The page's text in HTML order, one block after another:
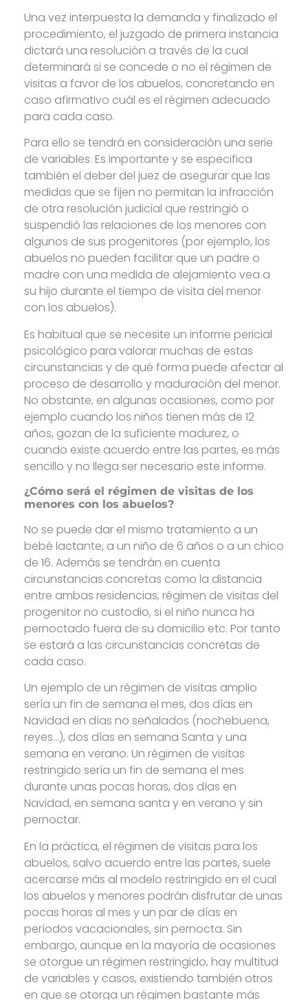
Una vez interpuesta la demanda y finalizado el
procedimiento, el juzgado de primera instancia
dictará una resolución a través de la cual
determinará si se concede o no el régimen de
visitas a favor de los abuelos, concretando en
caso afirmativo cuál es el régimen adecuado
para cada caso.
Para ello se tendrá en consideración una serie
de variables. Es importante y se especifica
también el deber del juez de asegurar que las
medidas que se fijen no permitan la infracción
de otra resolución judicial que restringió o
suspendió las relaciones de los menores con
algunos de sus progenitores (por ejemplo, los
abuelos no pueden facilitar que un padre o
madre con una medida de alejamiento vea a
su hijo durante el tiempo de visita del menor
con los abuelos).
Es habitual que se necesite un informe pericial
psicológico para valorar muchas de estas
circunstancias y de qué forma puede afectar al
proceso de desarrollo y maduración del menor.
No obstante, en algunas ocasiones, como por
ejemplo cuando los niños tienen más de 12
años, gozan de la suficiente madurez, o
cuando existe acuerdo entre las partes, es más
sencillo y no llega ser necesario este informe.
¿Cómo será el régimen de visitas de los
menores con los abuelos?
No se puede dar el mismo tratamiento a un
bebé lactante, a un niño de 6 años o a un chico
de 16. Además se tendrán en cuenta
circunstancias concretas como la distancia
entre ambas residencias, régimen de visitas del
progenitor no custodio, si el niño nunca ha
pernoctado fuera de su domicilio etc. Por tanto
se estará a las circunstancias concretas de
cada caso.
Un ejemplo de un régimen de visitas amplio
sería un fin de semana el mes, dos días en
Navidad en días no señalados (nochebuena,
reyes…), dos días en semana Santa y una
semana en verano. Un régimen de visitas
restringido sería un fin de semana el mes
durante unas pocas horas, dos días en
Navidad, en semana santa y en verano y sin
pernoctar.
En la práctica, el régimen de visitas para los
abuelos, salvo acuerdo entre las partes, suele
acercarse más al modelo restringido en el cual
los abuelos y menores podrán disfrutar de unas
pocas horas al mes y un par de días en
períodos vacacionales, sin pernocta. Sin
embargo, aunque en la mayoría de ocasiones
se otorgue un régimen restringido, hay multitud
de variables y casos, existiendo también otros
en que se otorga un régimen bastante más